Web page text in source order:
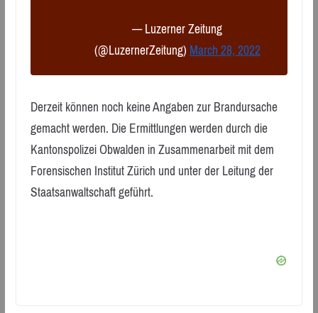
— Luzerner Zeitung
(@LuzernerZeitung)March 28, 2022
Derzeit können noch keine Angaben zur Brandursache
gemacht werden. Die Ermittlungen werden durch die
Kantonspolizei Obwalden in Zusammenarbeit mit dem
Forensischen Institut Zürich und unter der Leitung der
Staatsanwaltschaft geführt.